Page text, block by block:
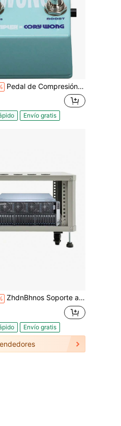
Pedal de Compresión y Boost Wampler Cory Wong
Envío gratis
ZhdnBhnos Soporte ajustable para mezclador de DJ, estante de montaje, estuche para mezclador, carrito de equipo de estudio, carrito de escenario para amplificador de DJ con ruedas (U)
Envío gratis